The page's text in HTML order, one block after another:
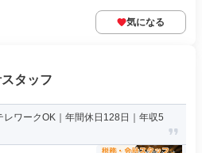
気になる
タッフ
ワークOK｜年間休日128日｜年収5